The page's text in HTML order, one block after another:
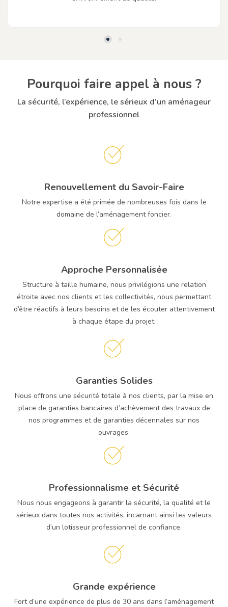
Pourquoi faire appel à nous ?
La sécurité, l’expérience, le sérieux d’un aménageur
professionnel
Renouvellement du Savoir-Faire
Notre expertise a été primée de nombreuses fois dans le
domaine de l’aménagement foncier.
Approche Personnalisée
Structure à taille humaine, nous privilégions une relation
étroite avec nos clients et les collectivités, nous permettant
d’être réactifs à leurs besoins et de les écouter attentivement
à chaque étape du projet.
Garanties Solides
Nous offrons une sécurité totale à nos clients, par la mise en
place de garanties bancaires d’achèvement des travaux de
nos programmes et de garanties décennales sur nos
ouvrages.
Professionnalisme et Sécurité
Nous nous engageons à garantir la sécurité, la qualité et le
sérieux dans toutes nos activités, incarnant ainsi les valeurs
d’un lotisseur professionnel de confiance.
Grande expérience
Fort d’une expérience de plus de 30 ans dans l’aménagement